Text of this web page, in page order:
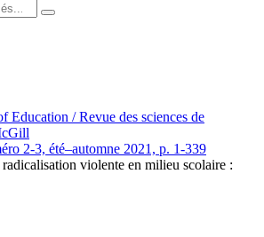
Education / Revue des sciences de
2-3, été–automne 2021, p. 1-339
violente en milieu scolaire :